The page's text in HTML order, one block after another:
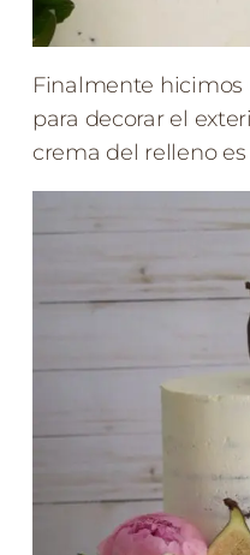
Finalmente
para decorar el
crema del relleno es